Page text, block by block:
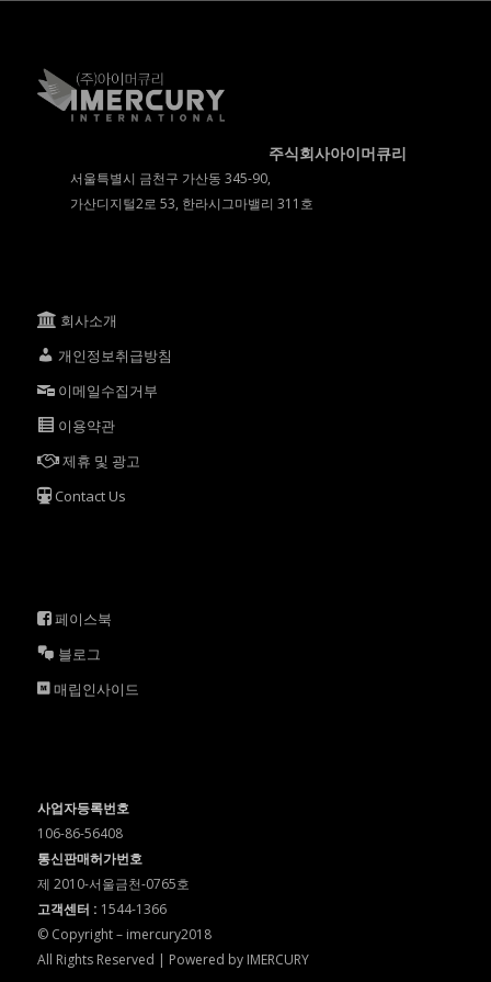
주식회사아이머큐리
서울특별시 금천구 가산동 345-90,
가산디지털2로 53, 한라시그마밸리 311호
회사소개
개인정보취급방침
이메일수집거부
이용약관
제휴 및 광고
Contact Us
페이스북
블로그
매립인사이드
사업자등록번호
106-86-56408
통신판매허가번호
제 2010-서울금천-0765호
고객센터 : 1544-1366
© Copyright – imercury2018
All Rights Reserved | Powered by IMERCURY